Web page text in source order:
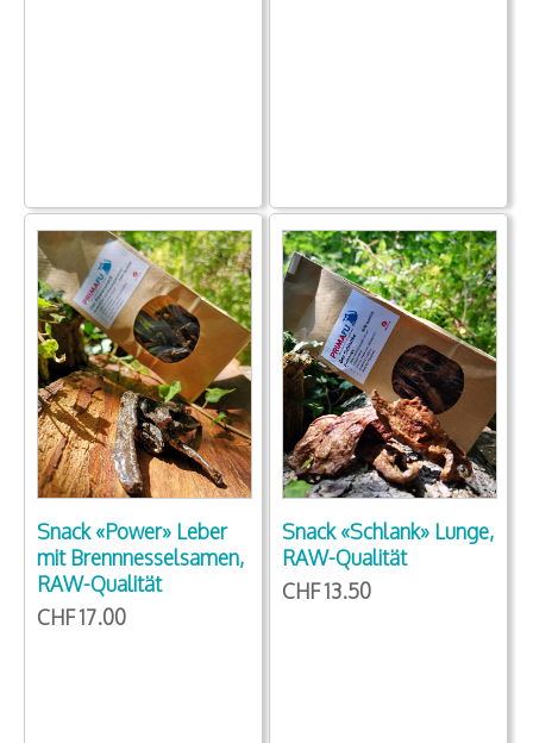
Snack «Power» Leber
mit Brennnesselsamen,
RAW-Qualität
CHF 17.00
Snack «Schlank» Lunge,
RAW-Qualität
CHF 13.50